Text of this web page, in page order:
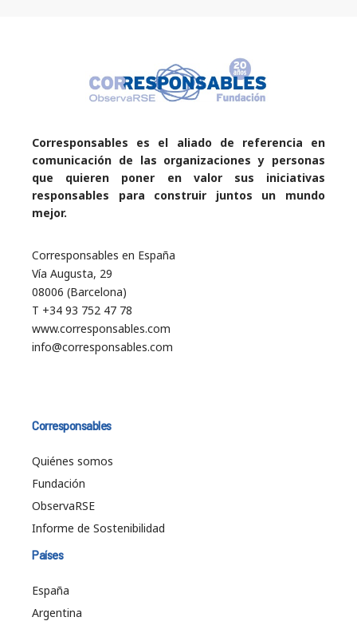
Corresponsables es el aliado de referencia en
comunicación de las organizaciones y personas
que quieren poner en valor sus iniciativas
responsables para construir juntos un mundo
mejor.
Corresponsables en España
Vía Augusta, 29
08006 (Barcelona)
T +34 93 752 47 78
www.corresponsables.com
info@corresponsables.com
Corresponsables
Quiénes somos
Fundación
ObservaRSE
Informe de Sostenibilidad
Países
España
Argentina